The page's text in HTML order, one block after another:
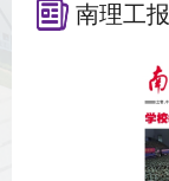
南理工报